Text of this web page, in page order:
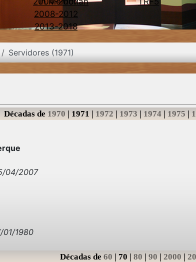
2008-2012
2013-2018
Servidores (1971)
Décadas de 1970 | 1971 | 1972 | 1973 | 1974| 1975 |
04/2007
01/1980
Décadas de 60 | 70 | 80 | 90 | 2000 |